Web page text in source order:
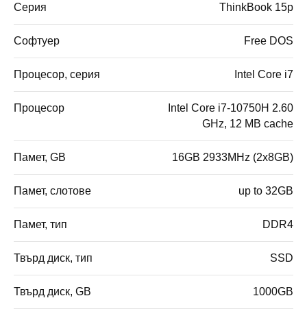
Серия ThinkBook 15p
Софтуер Free DOS
Процесор, серия Intel Core i7
Процесор
Intel Core i7-10750H 2.60
GHz, 12 MB cache
Памет, GB 16GB 2933MHz (2x8GB)
Памет, слотове up to 32GB
Памет, тип DDR4
Твърд диск, тип SSD
Твърд диск, GB 1000GB